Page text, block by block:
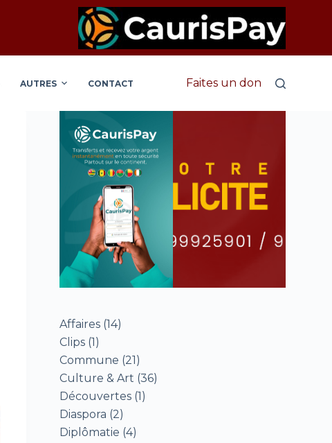
AUTRES CONTACT Faites un don
Affaires (14)
Clips (1)
Commune (21)
Culture & Art (36)
Découvertes (1)
Diaspora (2)
Diplômatie (4)